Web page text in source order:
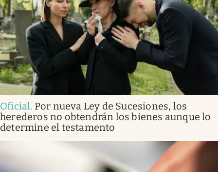
Oficial. Por nueva Ley de Sucesiones, los
herederos no obtendrán los bienes aunque lo
determine el testamento